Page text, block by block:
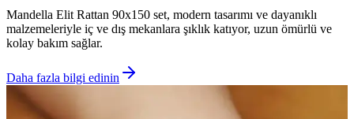
Mandella Elit Rattan 90x150 set, modern tasarımı ve dayanıklı
malzemeleriyle iç ve dış mekanlara şıklık katıyor, uzun ömürlü ve
kolay bakım sağlar.
Daha fazla bilgi edinin